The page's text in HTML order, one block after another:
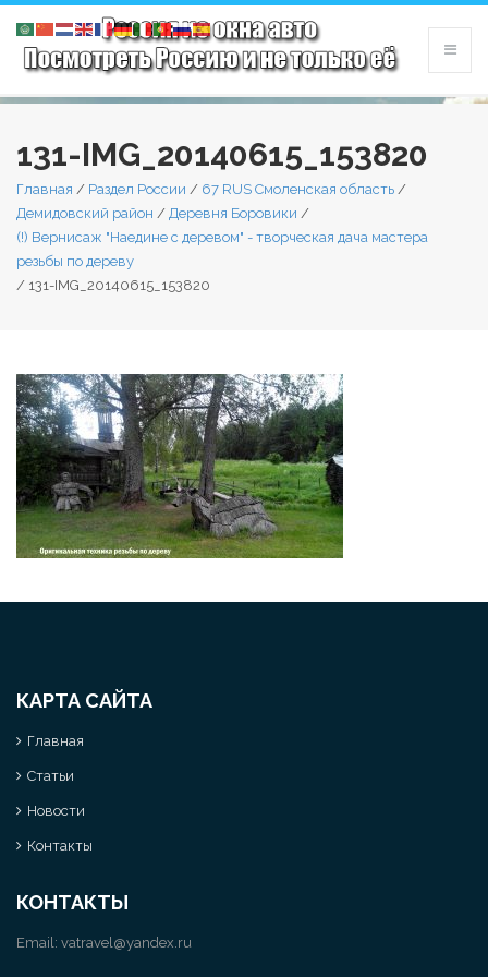
131-IMG_20140615_153820
Главная / Раздел России / 67 RUS Смоленская область /
Демидовский район / Деревня Боровики /
(!) Вернисаж "Наедине с деревом" - творческая дача мастера
резьбы по дереву
/ 131-IMG_20140615_153820
КАРТА САЙТА
Главная
Статьи
Новости
Контакты
КОНТАКТЫ
Email: vatravel@yandex.ru